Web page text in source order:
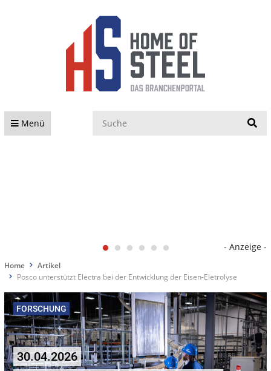
Menü
- Anzeige -
Home
Artikel
Posco unterstützt Electra bei der Entwicklung der Eisen-Eletrolyse
FORSCHUNG
30.04.2026